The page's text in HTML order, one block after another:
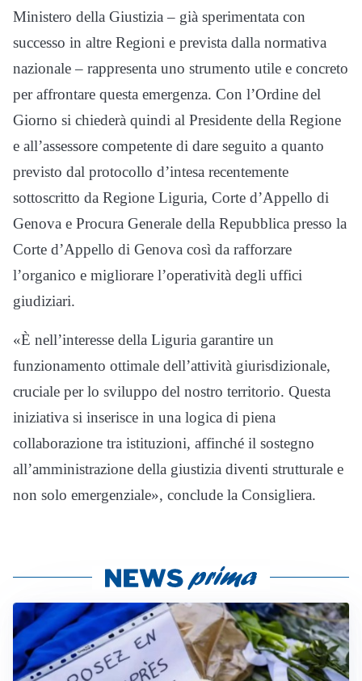
Ministero della Giustizia – già sperimentata con
successo in altre Regioni e prevista dalla normativa
nazionale – rappresenta uno strumento utile e concreto
per affrontare questa emergenza. Con l’Ordine del
Giorno si chiederà quindi al Presidente della Regione
e all’assessore competente di dare seguito a quanto
previsto dal protocollo d’intesa recentemente
sottoscritto da Regione Liguria, Corte d’Appello di
Genova e Procura Generale della Repubblica presso la
Corte d’Appello di Genova così da rafforzare
l’organico e migliorare l’operatività degli uffici
giudiziari.
«È nell’interesse della Liguria garantire un
funzionamento ottimale dell’attività giurisdizionale,
cruciale per lo sviluppo del nostro territorio. Questa
iniziativa si inserisce in una logica di piena
collaborazione tra istituzioni, affinché il sostegno
all’amministrazione della giustizia diventi strutturale e
non solo emergenziale», conclude la Consigliera.